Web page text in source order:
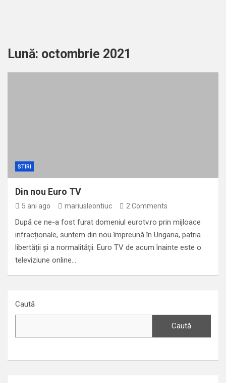
Lună: octombrie 2021
STIRI
Din nou Euro TV
5 ani ago mariusleontiuc 2 Comments
După ce ne-a fost furat domeniul eurotv.ro prin mijloace
infracționale, suntem din nou împreună în Ungaria, patria
libertății și a normalității. Euro TV de acum înainte este o
televiziune online…
Caută
Caută